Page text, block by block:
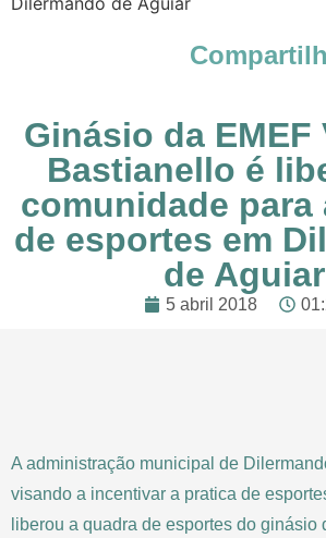
Ginásio da EMEF
Bastianello é
comunidade para
de esportes em
de Aguiar
5 abril 2018
A administração municipal de
visando a incentivar a pratica de
liberou a quadra de esportes do ginásio